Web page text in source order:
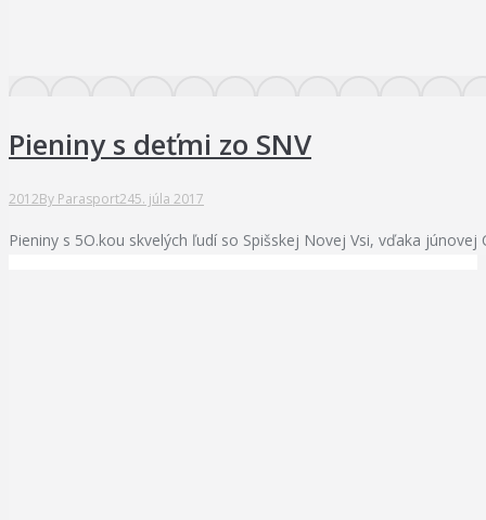
Pieniny s deťmi zo SNV
2012By Parasport245. júla 2017
Pieniny s 5O.kou skvelých ľudí so Spišskej Novej Vsi, vďaka júnovej